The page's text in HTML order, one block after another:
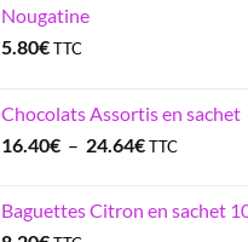
Nougatine
5.80€TTC
Chocolats Assortis en sachet
16.40€ – 24.64€Plage
16.40€
TTC
Baguettes Citron en sachet